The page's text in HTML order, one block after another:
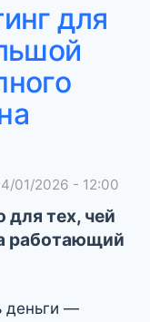
для
01/2026 - 12:00
для тех, чей
работающий
деньги —